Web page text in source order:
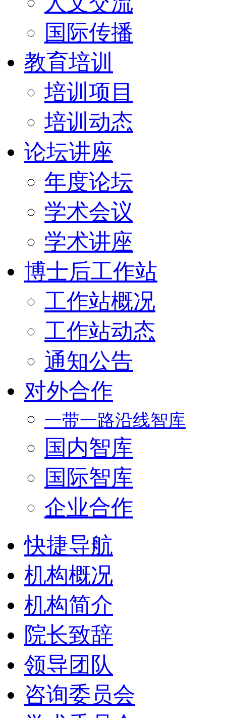
国际传播
教育培训
培训项目
培训动态
论坛讲座
年度论坛
学术会议
学术讲座
博士后工作站
工作站概况
工作站动态
通知公告
对外合作
一带一路沿线智库
国内智库
国际智库
企业合作
快捷导航
机构概况
机构简介
院长致辞
领导团队
咨询委员会